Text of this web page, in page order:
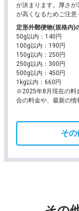
が決まります。厚さ
が高くなるためご注意
定形外郵便物(規格内)
50g以内：140円
100g以内：190円
150g以内：250円
250g以内：300円
500g以内：450円
1kg以内：660円
※2025年8月現在の料
合の料金や、最新の情
そ